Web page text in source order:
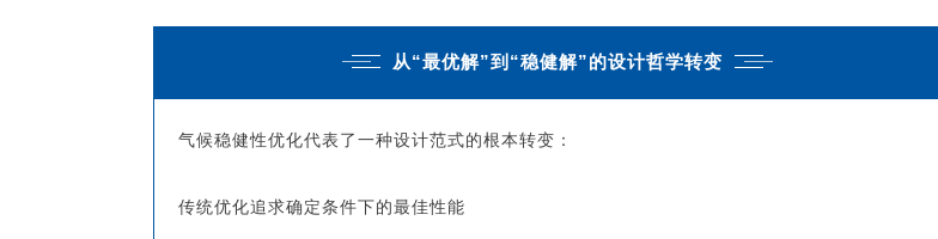
从“最优解”到“稳健解”的设计哲学转变
气候稳健性优化代表了一种设计范式的根本转变：
传统优化追求确定条件下的最佳性能